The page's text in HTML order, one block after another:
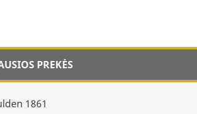
PREKĖS
1861